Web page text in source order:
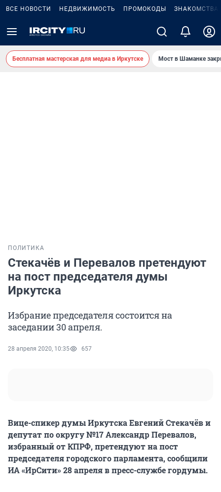
ВСЕ НОВОСТИ НЕДВИЖИМОСТЬ ПРОМОКОДЫ ЗНАКОМСТВА
Бесплатная мастерская для медиа в Иркутске Мост в Шаманке
ПОЛИТИКА
Стекачёв и Перевалов претендуют
на пост председателя думы
Иркутска
Избрание председателя состоится на
заседании 30 апреля.
28 апреля 2020, 10:35 657
Вице-спикер думы Иркутска Евгений Стекачёв и
депутат по округу №17 Александр Перевалов,
избранный от КПРФ, претендуют на пост
председателя городского парламента, сообщили
ИА «ИрСити» 28 апреля в пресс-службе гордумы.